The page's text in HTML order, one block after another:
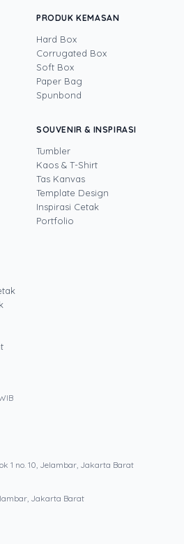
· Cofounder
dengan pengalaman lebih dari
menguasai tiga disiplin
percetakan dan kemasan
printing, quality control), digital
pemrograman dan AI. Ia
cetak langsung dari lantai
baris kode, dari menghitung
produk, selalu dengan
dan dampak bisnis nyata.
Lihat profil →
PRODUK KEMASAN
Hard Box
Corrugated Box
Soft Box
Paper Bag
Spunbond
SOUVENIR & INSPIRASI
Tumbler
Kaos & T-Shirt
Tas Kanvas
Template Design
Inspirasi Cetak
Portfolio
1 no. 10, Jelambar, Jakarta Barat
Jakarta Barat